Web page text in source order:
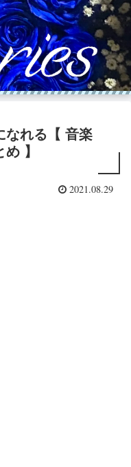
なれる【 音楽
】
2021.08.29